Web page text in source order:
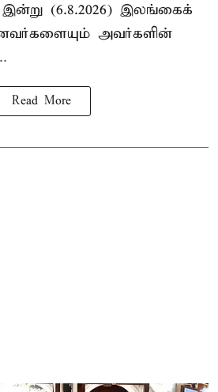
இன்று (6.8.2026) இலங்கைக்
அவர்களின்
Read More